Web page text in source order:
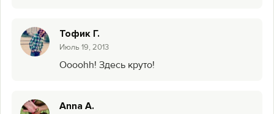
Тофик Г.
Июль 19, 2013
Oooohh! Здесь круто!
Anna A.